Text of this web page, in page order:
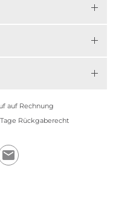
auf Rechnung
Rückgaberecht